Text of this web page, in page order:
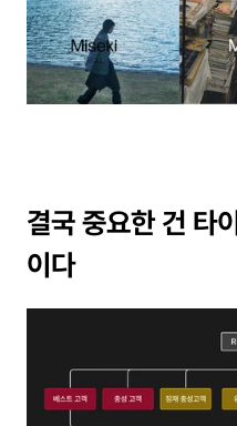
결국 중요한 건 타
이다